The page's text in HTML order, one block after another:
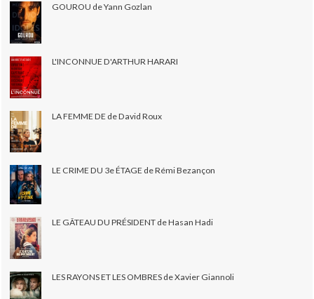
GOUROU de Yann Gozlan
L'INCONNUE D'ARTHUR HARARI
LA FEMME DE de David Roux
LE CRIME DU 3e ÉTAGE de Rémi Bezançon
LE GÂTEAU DU PRÉSIDENT de Hasan Hadi
LES RAYONS ET LES OMBRES de Xavier Giannoli